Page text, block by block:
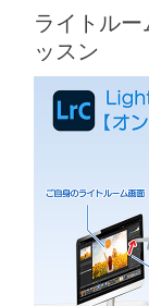
ライトル
ッスン